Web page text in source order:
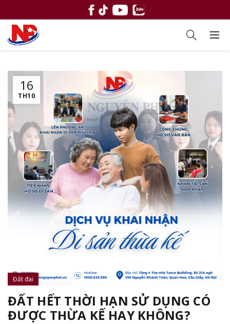
16
TH10
Đất đai
ĐẤT HẾT THỜI HẠN SỬ DỤNG CÓ
ĐƯỢC THỪA KẾ HAY KHÔNG?